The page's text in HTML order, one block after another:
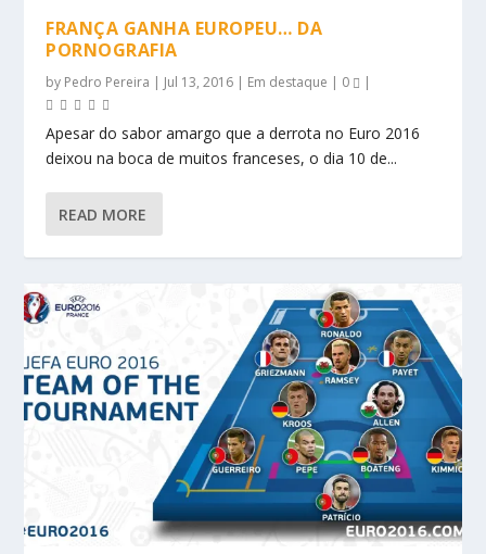
FRANÇA GANHA EUROPEU… DA
PORNOGRAFIA
by Pedro Pereira | Jul 13, 2016 | Em destaque | 0 |
Apesar do sabor amargo que a derrota no Euro 2016
deixou na boca de muitos franceses, o dia 10 de...
READ MORE